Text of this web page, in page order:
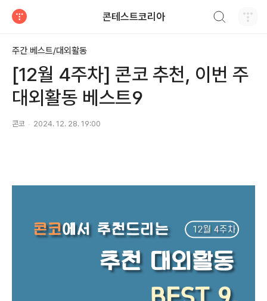
콘테스트코리아
주간 베스트/대외활동
[12월 4주차] 콘코 추천, 이번 주
대외활동 베스트9
콘코 2024. 12. 28. 19:00